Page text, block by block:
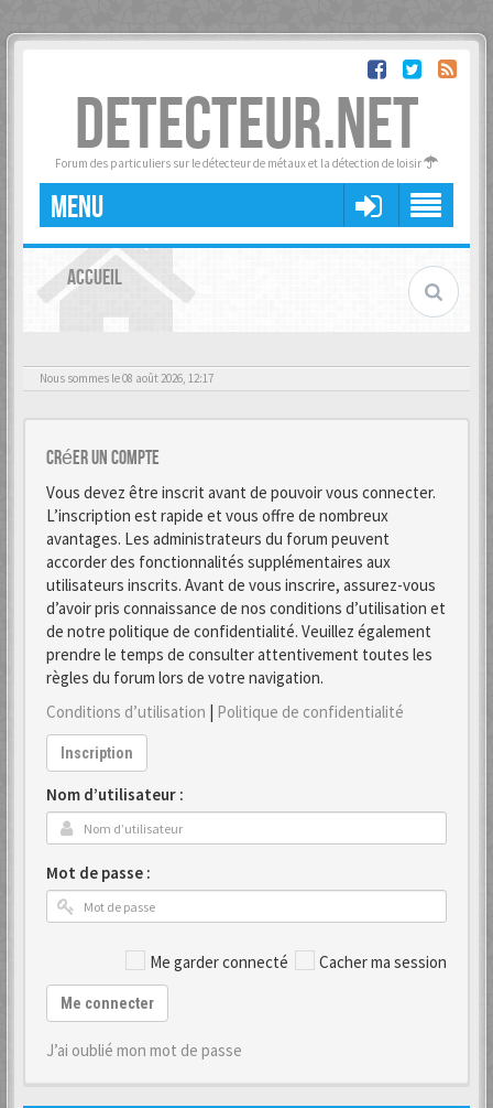
DETECTEUR.NET
Forum des particuliers sur le détecteur de métaux et la détection de loisir
MENU
ACCUEIL
Nous sommes le 08 août 2026, 12:17
Créer un Compte
Vous devez être inscrit avant de pouvoir vous connecter.
L’inscription est rapide et vous offre de nombreux
avantages. Les administrateurs du forum peuvent
accorder des fonctionnalités supplémentaires aux
utilisateurs inscrits. Avant de vous inscrire, assurez-vous
d’avoir pris connaissance de nos conditions d’utilisation et
de notre politique de confidentialité. Veuillez également
prendre le temps de consulter attentivement toutes les
règles du forum lors de votre navigation.
Conditions d’utilisation | Politique de confidentialité
Inscription
Nom d’utilisateur :
Mot de passe :
Me garder connecté Cacher ma session
Me connecter
J’ai oublié mon mot de passe